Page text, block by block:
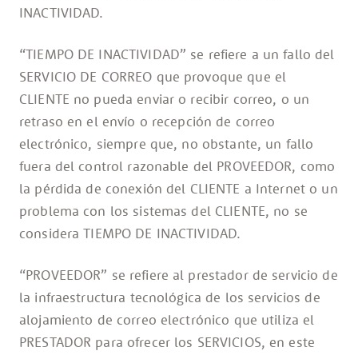
INACTIVIDAD.
“TIEMPO DE INACTIVIDAD” se refiere a un fallo del
SERVICIO DE CORREO que provoque que el
CLIENTE no pueda enviar o recibir correo, o un
retraso en el envío o recepción de correo
electrónico, siempre que, no obstante, un fallo
fuera del control razonable del PROVEEDOR, como
la pérdida de conexión del CLIENTE a Internet o un
problema con los sistemas del CLIENTE, no se
considera TIEMPO DE INACTIVIDAD.
“PROVEEDOR” se refiere al prestador de servicio de
la infraestructura tecnológica de los servicios de
alojamiento de correo electrónico que utiliza el
PRESTADOR para ofrecer los SERVICIOS, en este